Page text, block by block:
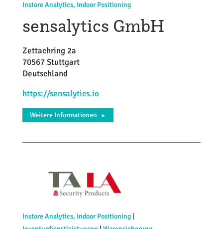
Instore Analytics, Indoor Positioning
sensalytics GmbH
Zettachring 2a
70567 Stuttgart
Deutschland
https://sensalytics.io
Weitere Informationen ►
Instore Analytics, Indoor Positioning|